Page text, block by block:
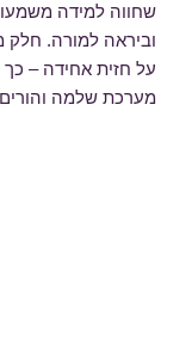
שחווה למידה
וביראה למורה. חלק
על חזית אחידה – כך
מערכת שלמה